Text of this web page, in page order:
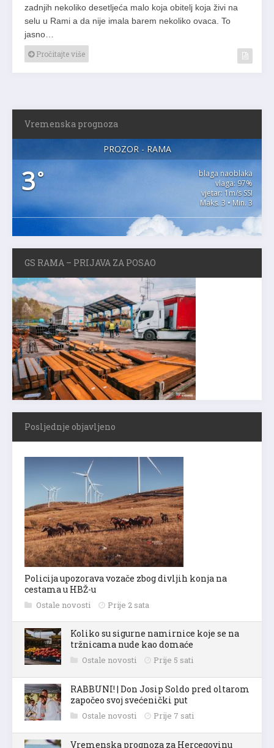
zadnjih nekoliko desetljeća malo koja obitelj koja živi na
selu u Rami a da nije imala barem nekoliko ovaca. To
jasno…
Pročitajte više
Vremenska prognoza
PROZOR - RAMA
3°
blaga naoblaka
vlaga: 97%
vjetar: 1m/s SSI
Maks. 3 • Min. 3
GS RAMA – PRIJAVA ZA POSAO
Posljednje objavljeno
Policija upozorava vozače zbog divljih konja na
cestama u HBŽ-u
Ostale novosti Prije 2 sata
Koliko su sigurne namirnice koje se na
tržnicama nude kao domaće
Ostale novosti Prije 5 sati
RABBUNI! | Don Josip Soldo pred oltarom
započeo svoj svećenički put
Ostale novosti Prije 7 sati
Vremenska prognoza za Hercegovinu